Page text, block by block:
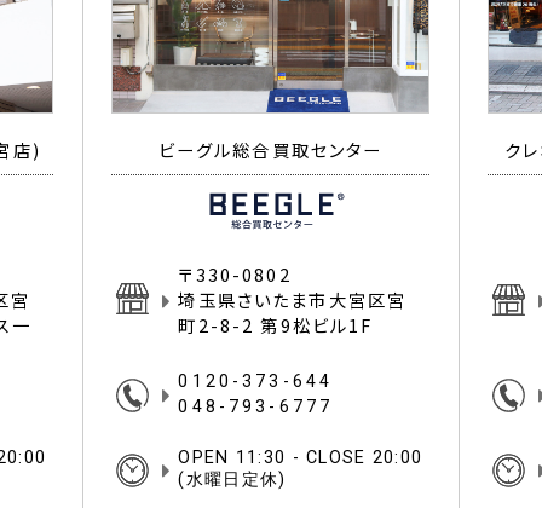
店)
宮
一
ビーグル総合買取センター
〒330-0802
埼玉県さいたま市大宮区宮
町2-8-2 第9松ビル1F
0120-373-644
048-793-6777
OPEN 11:30 - CLOSE 20:00
(水曜日定休)
ク